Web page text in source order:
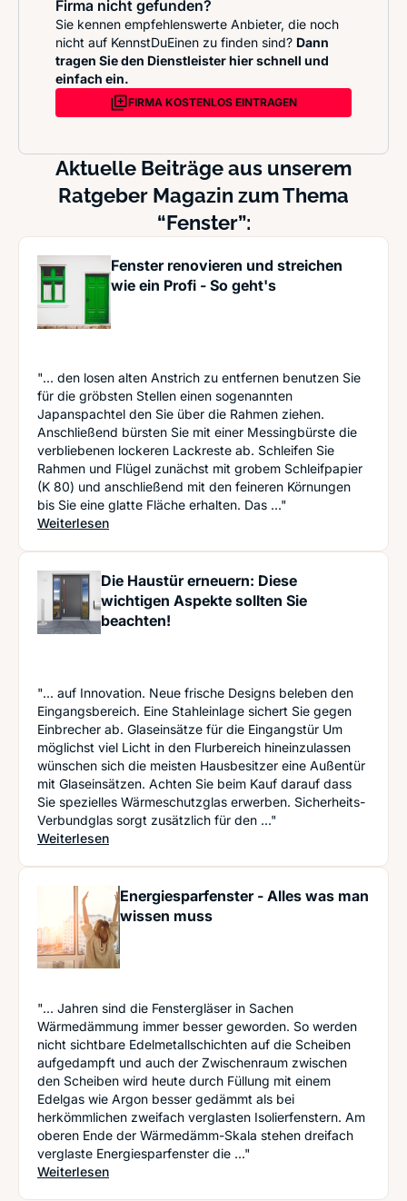
Firma nicht gefunden?
Sie kennen empfehlenswerte Anbieter, die noch
nicht auf KennstDuEinen zu finden sind? Dann
tragen Sie den Dienstleister hier schnell und
einfach ein.
FIRMA KOSTENLOS EINTRAGEN
Aktuelle Beiträge aus unserem
Ratgeber Magazin zum Thema
“Fenster”:
Fenster renovieren und streichen
wie ein Profi - So geht's
"... den losen alten Anstrich zu entfernen benutzen Sie
für die gröbsten Stellen einen sogenannten
Japanspachtel den Sie über die Rahmen ziehen.
Anschließend bürsten Sie mit einer Messingbürste die
verbliebenen lockeren Lackreste ab. Schleifen Sie
Rahmen und Flügel zunächst mit grobem Schleifpapier
(K 80) und anschließend mit den feineren Körnungen
bis Sie eine glatte Fläche erhalten. Das ..."
Weiterlesen: Fenster renovieren und streichen wie ein Profi -
Die Haustür erneuern: Diese
wichtigen Aspekte sollten Sie
beachten!
"... auf Innovation. Neue frische Designs beleben den
Eingangsbereich. Eine Stahleinlage sichert Sie gegen
Einbrecher ab. Glaseinsätze für die Eingangstür Um
möglichst viel Licht in den Flurbereich hineinzulassen
wünschen sich die meisten Hausbesitzer eine Außentür
mit Glaseinsätzen. Achten Sie beim Kauf darauf dass
Sie spezielles Wärmeschutzglas erwerben. Sicherheits-
Verbundglas sorgt zusätzlich für den ..."
Weiterlesen: Die Haustür erneuern: Diese wichtigen
Energiesparfenster - Alles was man
wissen muss
"... Jahren sind die Fenstergläser in Sachen
Wärmedämmung immer besser geworden. So werden
nicht sichtbare Edelmetallschichten auf die Scheiben
aufgedampft und auch der Zwischenraum zwischen
den Scheiben wird heute durch Füllung mit einem
Edelgas wie Argon besser gedämmt als bei
herkömmlichen zweifach verglasten Isolierfenstern. Am
oberen Ende der Wärmedämm-Skala stehen dreifach
verglaste Energiesparfenster die ..."
Weiterlesen: Energiesparfenster - Alles was man wissen